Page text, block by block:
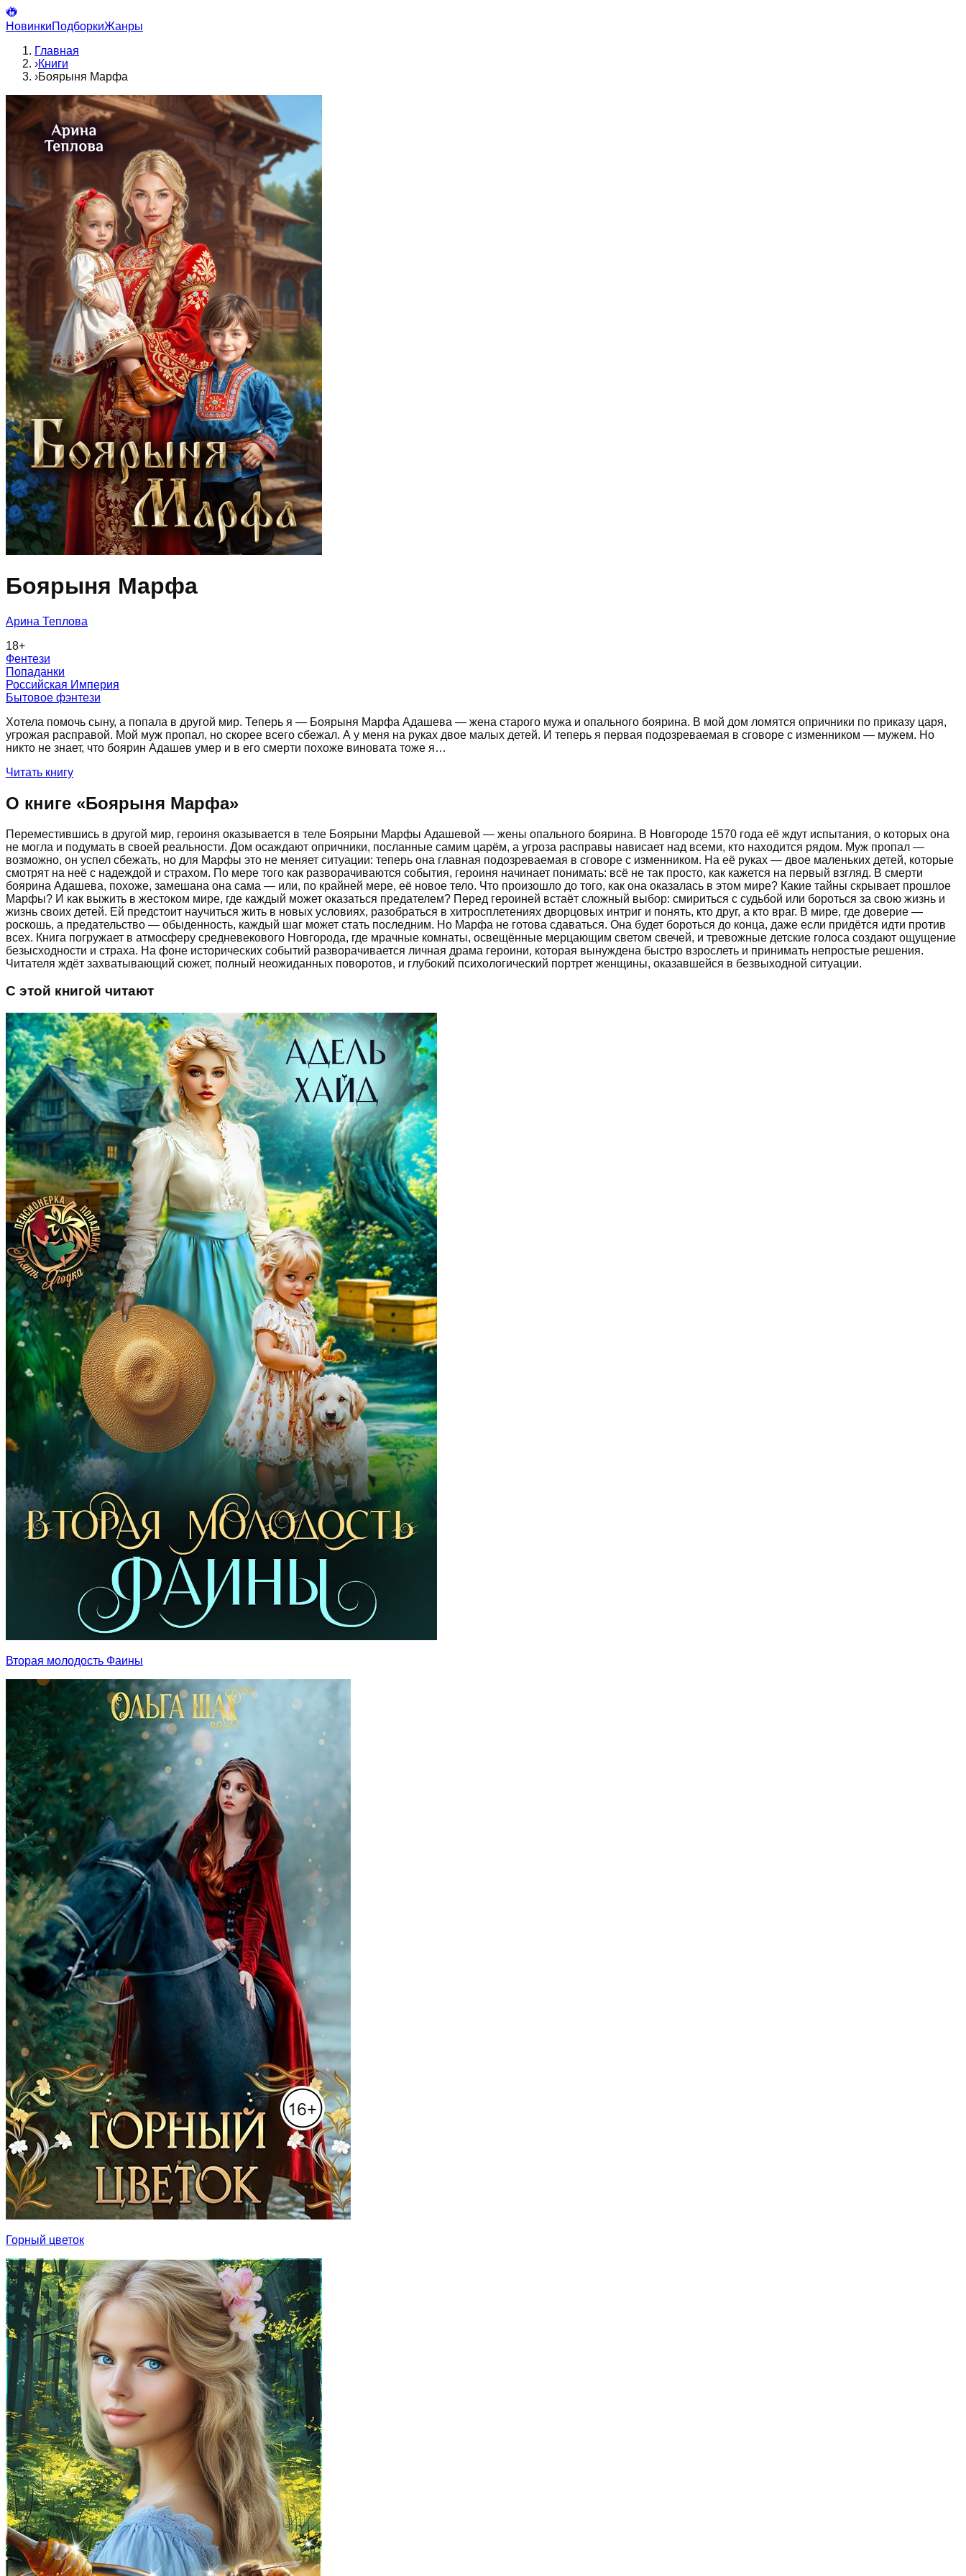
НовинкиПодборкиЖанры
Главная
›Книги
›Боярыня Марфа
Боярыня Марфа
Арина Теплова
18+
Фентези
Попаданки
Российская Империя
Бытовое фэнтези
Хотела помочь сыну, а попала в другой мир. Теперь я — Боярыня Марфа Адашева — жена старого мужа и опального боярина. В мой дом ломятся опричники по приказу царя,
угрожая расправой. Мой муж пропал, но скорее всего сбежал. А у меня на руках двое малых детей. И теперь я первая подозреваемая в сговоре с изменником — мужем. Но
никто не знает, что боярин Адашев умер и в его смерти похоже виновата тоже я…
Читать книгу
О книге «Боярыня Марфа»
Переместившись в другой мир, героиня оказывается в теле Боярыни Марфы Адашевой — жены опального боярина. В Новгороде 1570 года её ждут испытания, о которых она
не могла и подумать в своей реальности. Дом осаждают опричники, посланные самим царём, а угроза расправы нависает над всеми, кто находится рядом. Муж пропал —
возможно, он успел сбежать, но для Марфы это не меняет ситуации: теперь она главная подозреваемая в сговоре с изменником. На её руках — двое маленьких детей, которые
смотрят на неё с надеждой и страхом. По мере того как разворачиваются события, героиня начинает понимать: всё не так просто, как кажется на первый взгляд. В смерти
боярина Адашева, похоже, замешана она сама — или, по крайней мере, её новое тело. Что произошло до того, как она оказалась в этом мире? Какие тайны скрывает прошлое
Марфы? И как выжить в жестоком мире, где каждый может оказаться предателем? Перед героиней встаёт сложный выбор: смириться с судьбой или бороться за свою жизнь и
жизнь своих детей. Ей предстоит научиться жить в новых условиях, разобраться в хитросплетениях дворцовых интриг и понять, кто друг, а кто враг. В мире, где доверие —
роскошь, а предательство — обыденность, каждый шаг может стать последним. Но Марфа не готова сдаваться. Она будет бороться до конца, даже если придётся идти против
всех. Книга погружает в атмосферу средневекового Новгорода, где мрачные комнаты, освещённые мерцающим светом свечей, и тревожные детские голоса создают ощущение
безысходности и страха. На фоне исторических событий разворачивается личная драма героини, которая вынуждена быстро взрослеть и принимать непростые решения.
Читателя ждёт захватывающий сюжет, полный неожиданных поворотов, и глубокий психологический портрет женщины, оказавшейся в безвыходной ситуации.
С этой книгой читают
Вторая молодость Фаины
Горный цветок